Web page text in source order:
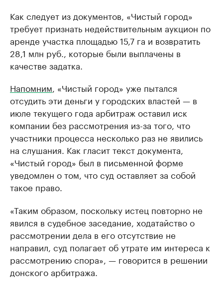
Как следует из документов, «Чистый город»
требует признать недействительным аукцион по
аренде участка площадью 15,7 га и возвратить
28,1 млн руб., которые были выплачены в
качестве задатка.
Напомним , «Чистый город» уже пытался
отсудить эти деньги у городских властей — в
июле текущего года арбитраж оставил иск
компании без рассмотрения из-за того, что
участники процесса несколько раз не явились
на слушания. Как гласит текст документа,
«Чистый город» был в письменной форме
уведомлен о том, что суд оставляет за собой
такое право.
«Таким образом, поскольку истец повторно не
явился в судебное заседание, ходатайство о
рассмотрении дела в его отсутствие не
направил, суд полагает об утрате им интереса к
рассмотрению спора», — говорится в решении
донского арбитража.